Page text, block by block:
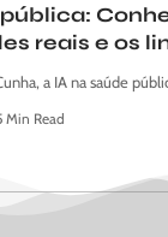
reais e os
a IA na saúde
Min Read